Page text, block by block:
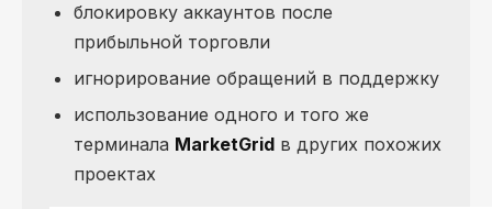
блокировку аккаунтов после
прибыльной торговли
игнорирование обращений в поддержку
использование одного и того же
терминала MarketGrid в других похожих
проектах